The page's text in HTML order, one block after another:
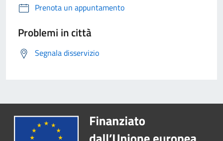
Prenota un appuntamento
Problemi in città
Segnala disservizio